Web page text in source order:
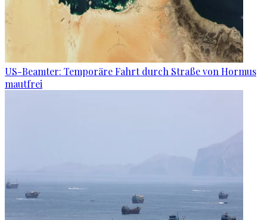
US-Beamter: Temporäre Fahrt durch Straße von Hormus
mautfrei